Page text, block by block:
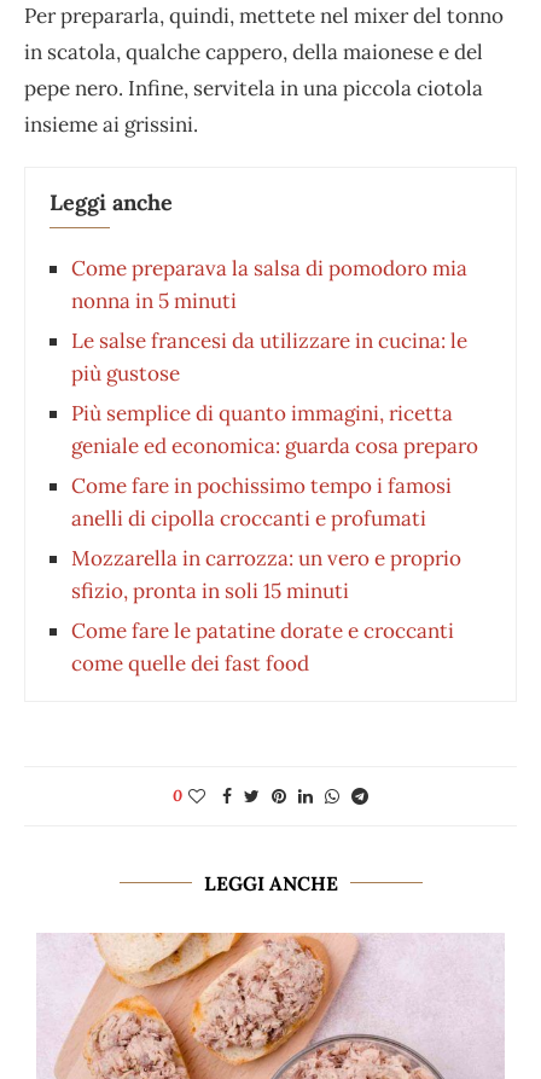
Per prepararla, quindi, mettete nel mixer del tonno
in scatola, qualche cappero, della maionese e del
pepe nero. Infine, servitela in una piccola ciotola
insieme ai grissini.
Leggi anche
Come preparava la salsa di pomodoro mia
nonna in 5 minuti
Le salse francesi da utilizzare in cucina: le
più gustose
Più semplice di quanto immagini, ricetta
geniale ed economica: guarda cosa preparo
Come fare in pochissimo tempo i famosi
anelli di cipolla croccanti e profumati
Mozzarella in carrozza: un vero e proprio
sfizio, pronta in soli 15 minuti
Come fare le patatine dorate e croccanti
come quelle dei fast food
0
LEGGI ANCHE